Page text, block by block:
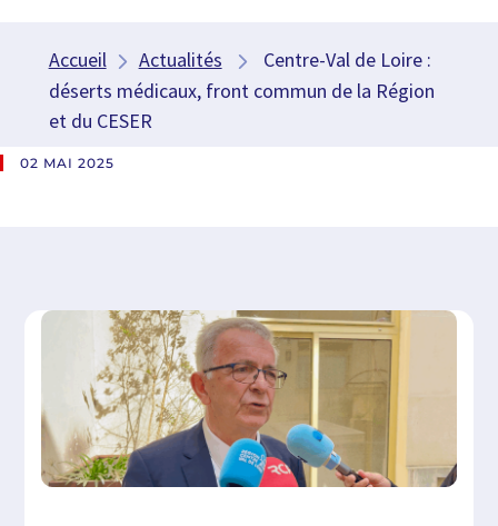
Accueil Actualités
Centre-Val de Loire :
déserts médicaux, front commun de la Région
et du CESER
02 MAI 2025